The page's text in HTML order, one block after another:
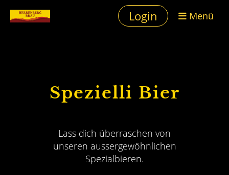
Login Menü
Spezielli Bier
Lass dich überraschen von
unseren aussergewöhnlichen
Spezialbieren.